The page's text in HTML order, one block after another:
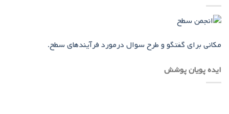
مکانی برای گفتگو و طرح سوال درمورد فرآیندهای سطح.
ایده پویان پوشش